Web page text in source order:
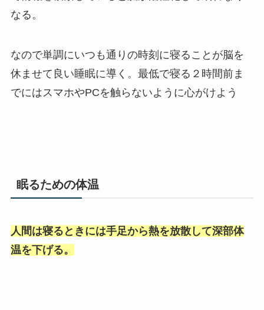
なる。
なので単調にいつも通りの時刻に寝ることが脳を
休ませて良い睡眠に導く。最低で寝る２時間前ま
でにはスマホやPCを触らないように心がけよう
眠るための体温
人間は寝るときには手足から熱を放散して深部体
温を下げる。